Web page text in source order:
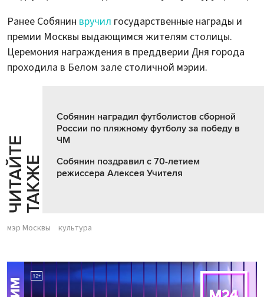
Ранее Собянин вручил государственные награды и
премии Москвы выдающимся жителям столицы.
Церемония награждения в преддверии Дня города
проходила в Белом зале столичной мэрии.
Ч
И
Т
АЙ
Т
Е
Т
А
К
ЖЕ
Собянин наградил футболистов сборной
России по пляжному футболу за победу в
ЧМ
Собянин поздравил с 70-летием
режиссера Алексея Учителя
мэр Москвы культура